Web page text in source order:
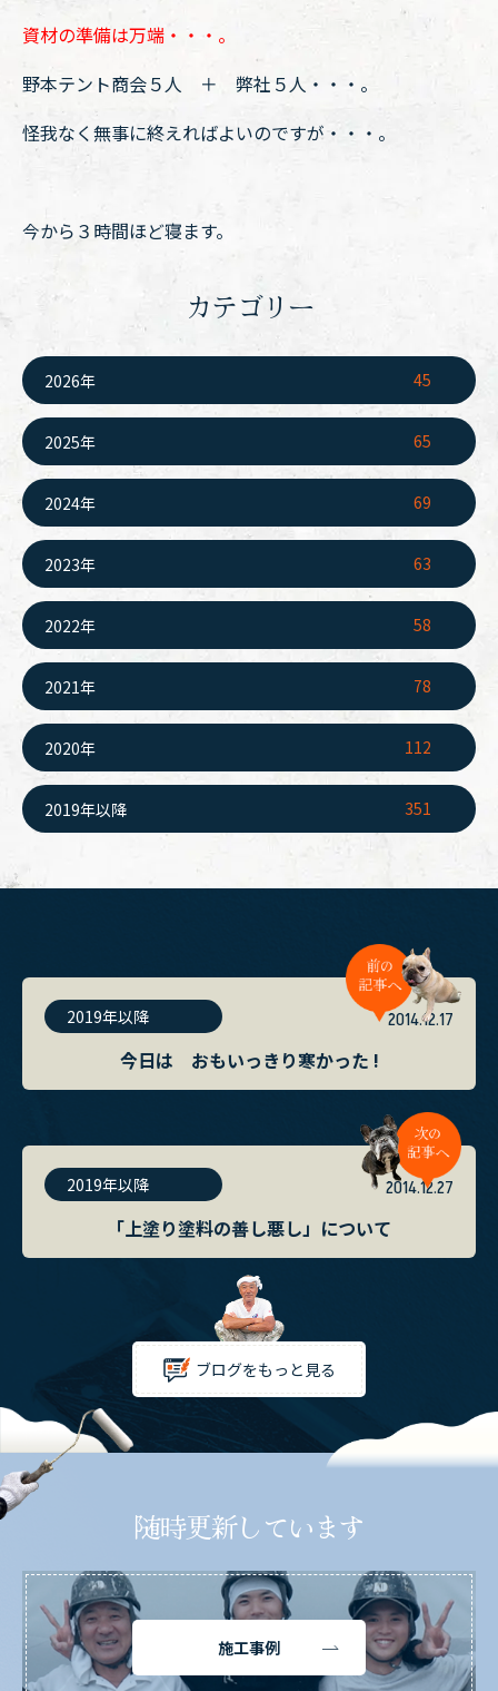
資材の準備は万端・・・。
野本テント商会５人 ＋ 弊社５人・・・。
怪我なく無事に終えればよいのですが・・・。
今から３時間ほど寝ます。
カテゴリー
2026年 45
2025年 65
2024年 69
2023年 63
2022年 58
2021年 78
2020年 112
2019年以降 351
2019年以降 2014.12.17
今日は おもいっきり寒かった !
2019年以降 2014.12.27
「上塗り塗料の善し悪し」について
ブログをもっと見る
随時更新しています
施工事例